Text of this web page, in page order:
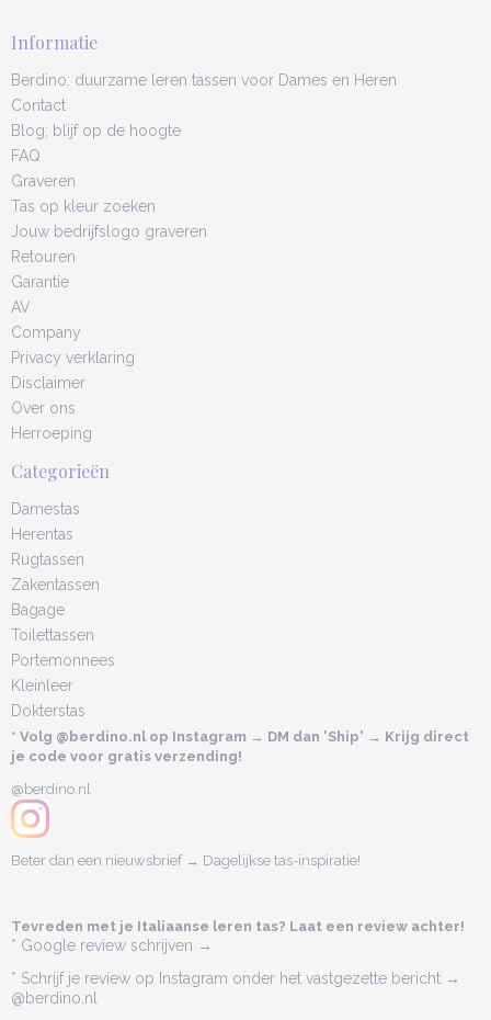
Informatie
Berdino: duurzame leren tassen voor Dames en Heren
Contact
Blog; blijf op de hoogte
FAQ
Graveren
Tas op kleur zoeken
Jouw bedrijfslogo graveren
Retouren
Garantie
AV
Company
Privacy verklaring
Disclaimer
Over ons
Herroeping
Categorieën
Damestas
Herentas
Rugtassen
Zakentassen
Bagage
Toilettassen
Portemonnees
Kleinleer
Dokterstas
* Volg @berdino.nl op Instagram → DM dan 'Ship' → Krijg direct
je code voor gratis verzending!
@berdino.nl
Beter dan een nieuwsbrief → Dagelijkse tas-inspiratie!
Tevreden met je Italiaanse leren tas? Laat een review achter!
* Google review schrijven →
* Schrijf je review op Instagram onder het vastgezette bericht →
@berdino.nl